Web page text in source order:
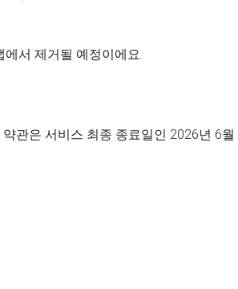
서 제거될 예정이에요.
관은 서비스 최종 종료일인 2026년 6